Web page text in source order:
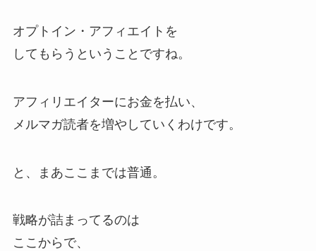
オプトイン・アフィエイトを
してもらうということですね。
アフィリエイターにお金を払い、
メルマガ読者を増やしていくわけです。
と、まあここまでは普通。
戦略が詰まってるのは
ここからで、